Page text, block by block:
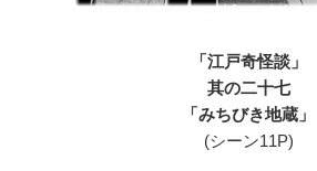
「江戸奇怪談」
其の二十七
「みちびき地蔵」
(シーン11P)